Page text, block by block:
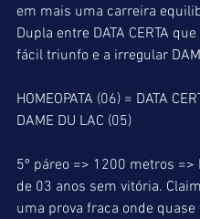
em mais uma carreira
Dupla entre DATA CERTA
fácil triunfo e a irregular
HOMEOPATA (06) = DATA
DAME DU LAC (05)
5º páreo => 1200 metros =>
de 03 anos sem vitória.
uma prova fraca onde quase